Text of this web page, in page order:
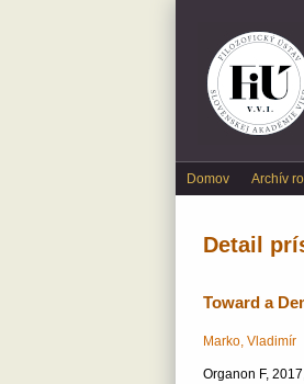
Main menu
Domov Archív
Detail
Toward a
Marko, Vladimír
Organon F,